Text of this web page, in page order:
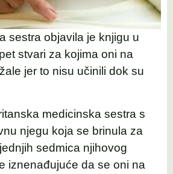
sestra objavila je knjigu u
stvari za kojima oni na
jer to nisu učinili dok su
medicinska sestra s
njegu koja se brinula za
sedmica njihovog
iznenađujuće da se oni na